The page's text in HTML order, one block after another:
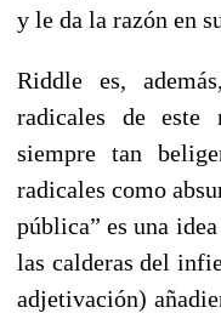
y le da la razón en
Riddle es,
radicales de este
siempre tan
radicales como
pública” es una
las calderas del
adjetivación)